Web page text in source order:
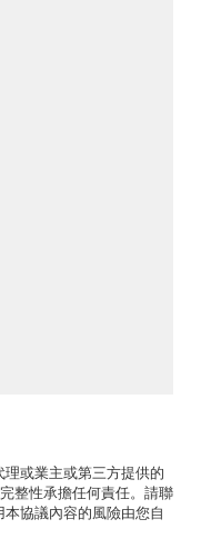
或業主或第三方提供的
整性承擔任何責任。請聯
協議內容的風險由您自